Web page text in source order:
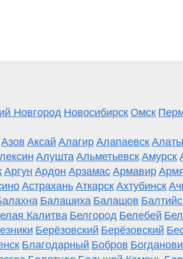
Новгород Новосибирск Омск
Азов Аксай Алагир Алапаевск
Алушта Альметьевск Амурск
Аргун Ардон Арзамас Армавир
Астрахань Аткарск Ахтубинск
Балашиха Балашов
Калитва Белгород Белебей
Берёзовский Берёзовский
Благодарный Бобров